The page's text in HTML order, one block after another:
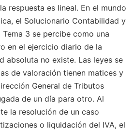
respuesta es lineal. En el mundo
el Solucionario Contabilidad y
3 se percibe como una
en el ejercicio diario de la
absoluta no existe. Las leyes se
de valoración tienen matices y
General de Tributos
de un día para otro. Al
la resolución de un caso
o liquidación del IVA, el